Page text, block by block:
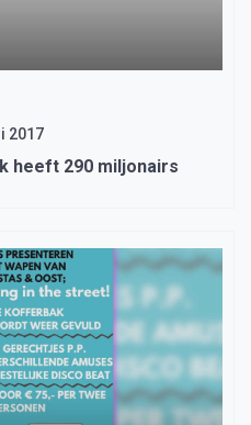
2017
heeft 290 miljonairs